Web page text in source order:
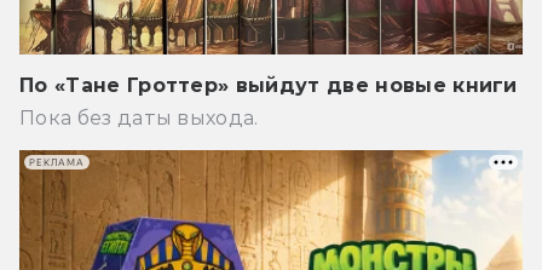
По «Тане Гроттер» выйдут две новые книги
Пока без даты выхода.
РЕКЛАМА